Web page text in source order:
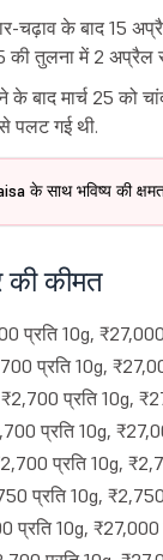
के बाद 15
की तुलना में 2
बाद मार्च 25 को
पलट गई थी.
के साथ भविष्य की
कीमत
प्रति 10g,
प्रति 10g,
प्रति 10g,
प्रति 10g,
प्रति 10g,
प्रति 10g,
प्रति 10g, ₹27,000